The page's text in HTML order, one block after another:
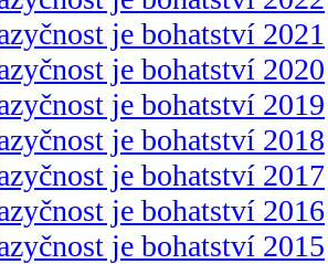
je bohatství 2021
je bohatství 2020
je bohatství 2019
je bohatství 2018
je bohatství 2017
je bohatství 2016
je bohatství 2015